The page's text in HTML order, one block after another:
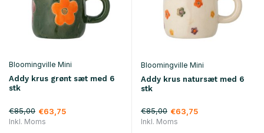
Bloomingville Mini
Addy krus grønt sæt med 6
stk
€85,00 €63,75
Inkl. Moms
Bloomingville Mini
Addy krus natursæt med 6
stk
€85,00 €63,75
Inkl. Moms